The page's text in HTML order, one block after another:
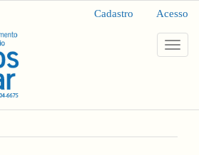
Cadastro Acesso